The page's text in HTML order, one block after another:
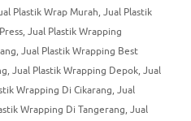
Plastik Wrap Murah, Jual Plastik
, Jual Plastik Wrapping
, Jual Plastik Wrapping Best
, Jual Plastik Wrapping Depok, Jual
Wrapping Di Cikarang, Jual
Wrapping Di Tangerang, Jual